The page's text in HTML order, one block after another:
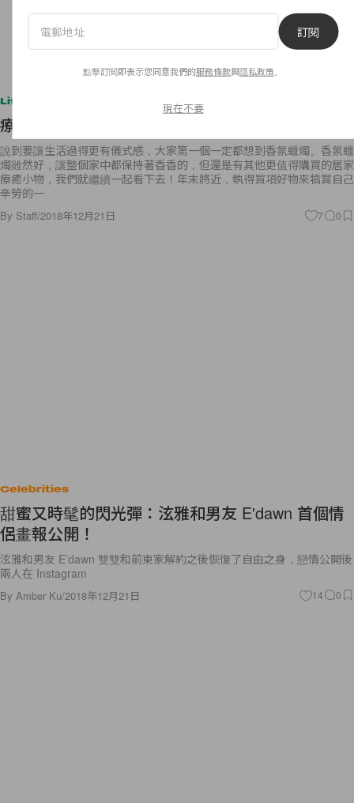
Lifestyle
療癒居家小物，別再只會買香氛蠟燭啦！
說到要讓生活過得更有儀式感，大家第一個一定都想到香氛蠟燭。香氛蠟
燭雖然好，讓整個家中都保持著香香的，但還是有其他更值得購買的居家
療癒小物，我們就繼續一起看下去！年末將近，執得買項好物來犒賞自己
辛勞的一
By Staff/2018年12月21日 7 0
Celebrities
甜蜜又時髦的閃光彈：泫雅和男友 E'dawn 首個情
侶畫報公開！
泫雅和男友 E’dawn 雙雙和前東家解約之後恢復了自由之身，戀情公開後
兩人在 Instagram
By Amber Ku/2018年12月21日 14 0
訂閱
點擊訂閱即表示您同意我們的服務條款與隱私政策
現在不要